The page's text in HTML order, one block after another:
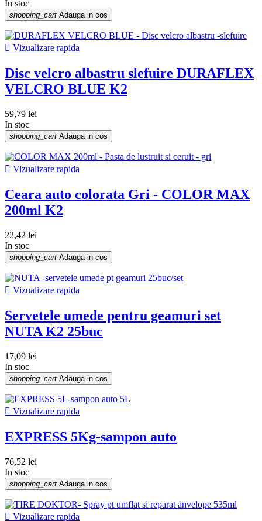
In stoc
shopping_cart Adauga in cos
 Vizualizare rapida
Disc velcro albastru slefuire DURAFLEX
VELCRO BLUE K2
59,79 lei
In stoc
shopping_cart Adauga in cos
 Vizualizare rapida
Ceara auto colorata Gri - COLOR MAX
200ml K2
22,42 lei
In stoc
shopping_cart Adauga in cos
 Vizualizare rapida
Servetele umede pentru geamuri set
NUTA K2 25buc
17,09 lei
In stoc
shopping_cart Adauga in cos
 Vizualizare rapida
EXPRESS 5Kg-sampon auto
76,52 lei
In stoc
shopping_cart Adauga in cos
 Vizualizare rapida